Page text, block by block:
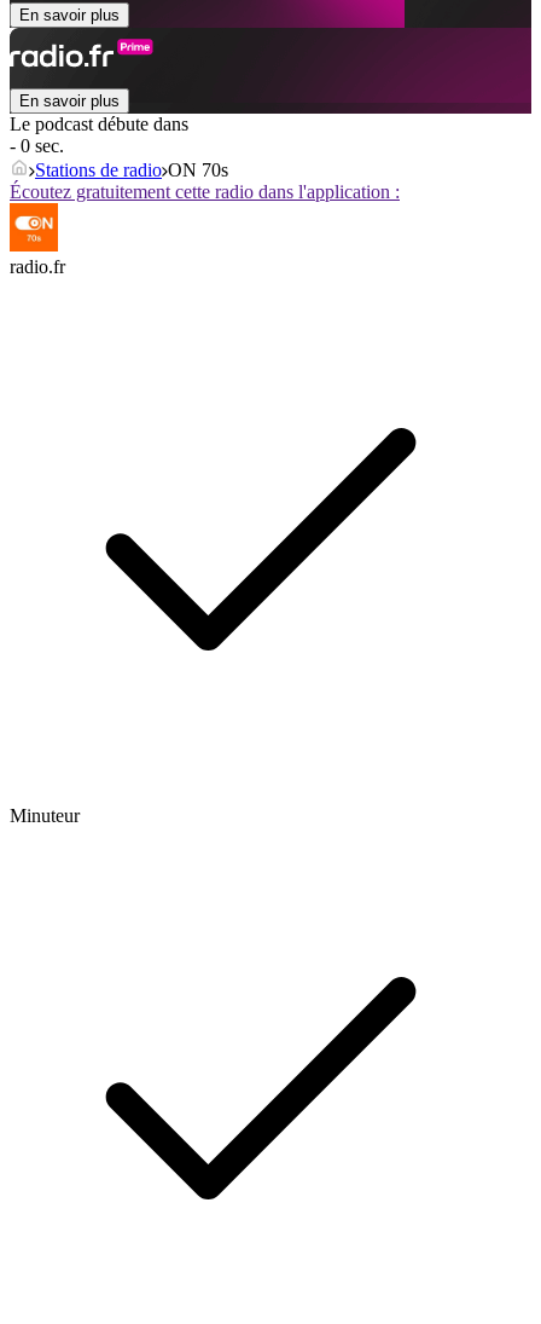
En savoir plus
En savoir plus
Le podcast débute dans
- 0 sec.
Stations de radio ON 70s
Écoutez gratuitement cette radio dans l'application :
radio.fr
Minuteur